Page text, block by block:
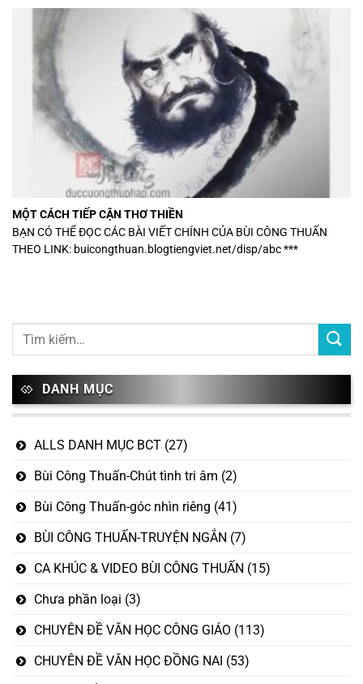
MỘT CÁCH TIẾP CẬN THƠ THIỀN
BẠN CÓ THỂ ĐỌC CÁC BÀI VIẾT CHÍNH CỦA BÙI CÔNG THUẤN
THEO LINK: buicongthuan.blogtiengviet.net/disp/abc ***
DANH MỤC
ALLS DANH MỤC BCT (27)
Bùi Công Thuấn-Chút tình tri âm (2)
Bùi Công Thuấn-góc nhìn riêng (41)
BÙI CÔNG THUẤN-TRUYỆN NGẮN (7)
CA KHÚC & VIDEO BÙI CÔNG THUẤN (15)
Chưa phần loại (3)
CHUYÊN ĐỀ VĂN HỌC CÔNG GIÁO (113)
CHUYÊN ĐỀ VĂN HỌC ĐỒNG NAI (53)